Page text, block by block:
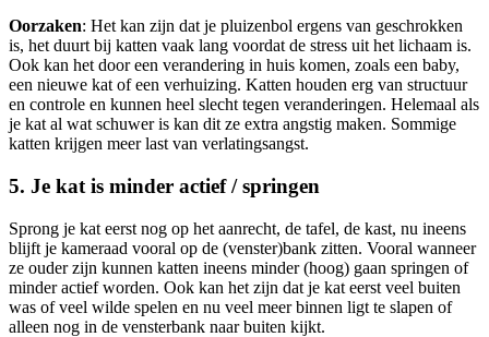
Oorzaken: Het kan zijn dat je pluizenbol ergens van geschrokken
is, het duurt bij katten vaak lang voordat de stress uit het lichaam is.
Ook kan het door een verandering in huis komen, zoals een baby,
een nieuwe kat of een verhuizing. Katten houden erg van structuur
en controle en kunnen heel slecht tegen veranderingen. Helemaal als
je kat al wat schuwer is kan dit ze extra angstig maken. Sommige
katten krijgen meer last van verlatingsangst.
5. Je kat is minder actief / springen
Sprong je kat eerst nog op het aanrecht, de tafel, de kast, nu ineens
blijft je kameraad vooral op de (venster)bank zitten. Vooral wanneer
ze ouder zijn kunnen katten ineens minder (hoog) gaan springen of
minder actief worden. Ook kan het zijn dat je kat eerst veel buiten
was of veel wilde spelen en nu veel meer binnen ligt te slapen of
alleen nog in de vensterbank naar buiten kijkt.